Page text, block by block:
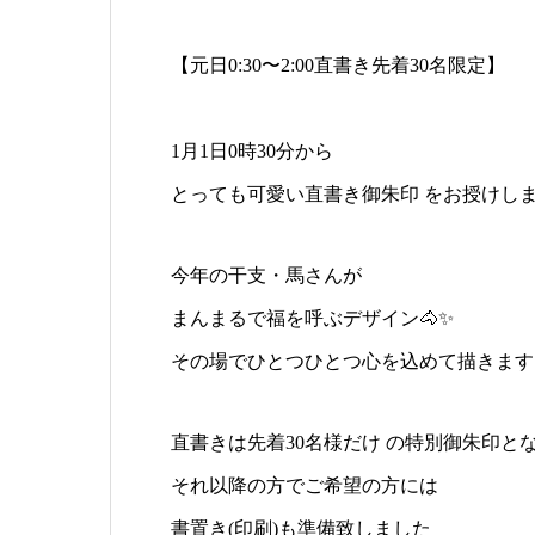
【元日0:30〜2:00⁡直書き先着30名限定】
⁡1月1日0時30分から
とっても可愛い直書き御朱印 を⁡お授けし
今年の干支・馬さんが
まんまるで福を呼ぶデザイン🐴✨
その場でひとつひとつ心を込めて描きま
直書きは先着30名様だけ の特別御朱印と
それ以降の方でご希望の方に⁡は
⁡⁡書置き(印刷)も準備致しました⁡